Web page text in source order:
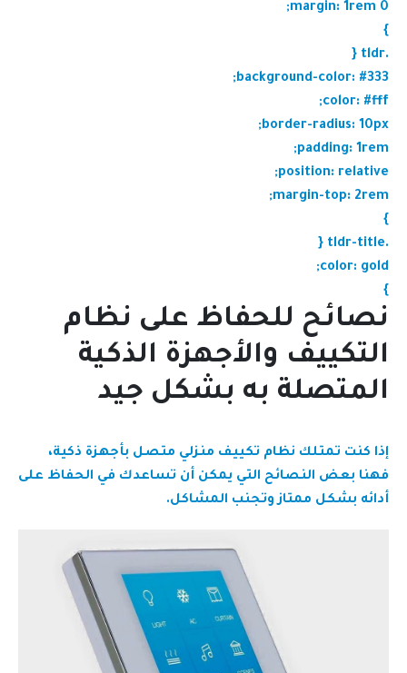
margin: 1rem 0;
}
.tldr {
background-color: #333;
color: #fff;
border-radius: 10px;
padding: 1rem;
position: relative;
margin-top: 2rem;
}
.tldr-title {
color: gold;
}
نصائح للحفاظ على نظام
التكييف والأجهزة الذكية
المتصلة به بشكل جيد
إذا كنت تمتلك نظام تكييف منزلي متصل بأجهزة ذكية،
فهنا بعض النصائح التي يمكن أن تساعدك في الحفاظ على
أدائه بشكل ممتاز وتجنب المشاكل.